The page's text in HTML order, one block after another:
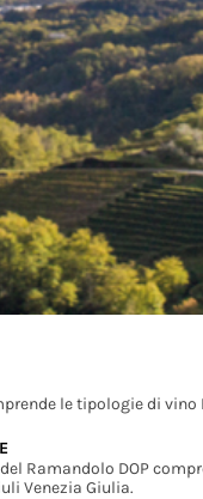
le tipologie di vino
Ramandolo DOP
Venezia Giulia.